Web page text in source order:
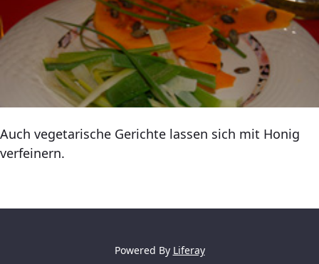
Auch vegetarische Gerichte lassen sich mit Honig
verfeinern.
Powered By Liferay